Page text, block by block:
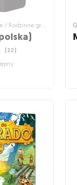
(22)
się świeci!
(22)